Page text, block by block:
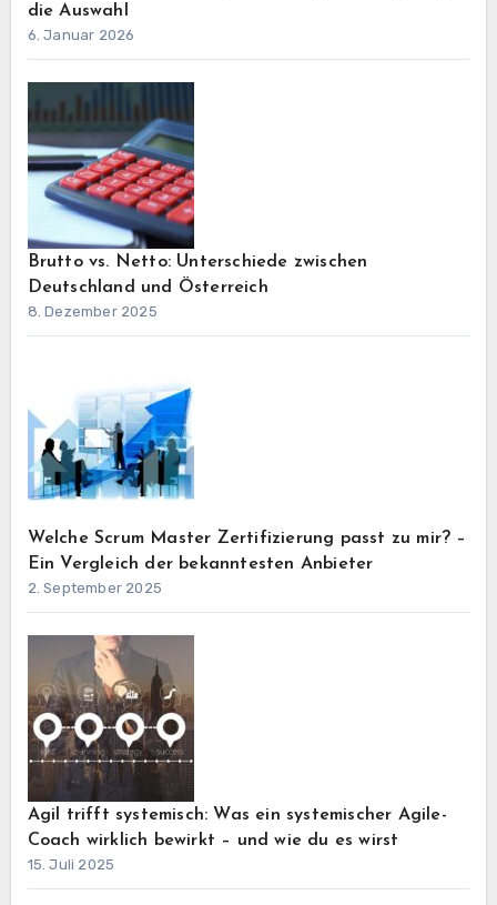
die Auswahl
6. Januar 2026
Brutto vs. Netto: Unterschiede zwischen
Deutschland und Österreich
8. Dezember 2025
Welche Scrum Master Zertifizierung passt zu mir? –
Ein Vergleich der bekanntesten Anbieter
2. September 2025
Agil trifft systemisch: Was ein systemischer Agile-
Coach wirklich bewirkt – und wie du es wirst
15. Juli 2025